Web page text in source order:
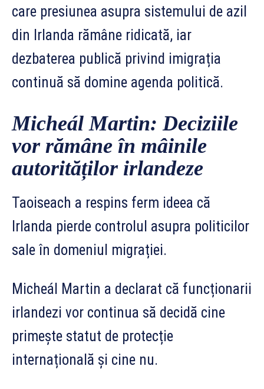
care presiunea asupra sistemului de azil
din Irlanda rămâne ridicată, iar
dezbaterea publică privind imigrația
continuă să domine agenda politică.
Micheál Martin: Deciziile
vor rămâne în mâinile
autorităților irlandeze
Taoiseach a respins ferm ideea că
Irlanda pierde controlul asupra politicilor
sale în domeniul migrației.
Micheál Martin a declarat că funcționarii
irlandezi vor continua să decidă cine
primește statut de protecție
internațională și cine nu.